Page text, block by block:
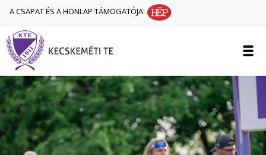
A CSAPAT ÉS A HONLAP TÁMOGATÓJA: